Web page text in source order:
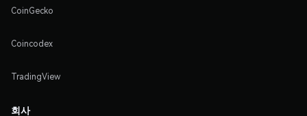
CoinGecko
Coincodex
TradingView
회사